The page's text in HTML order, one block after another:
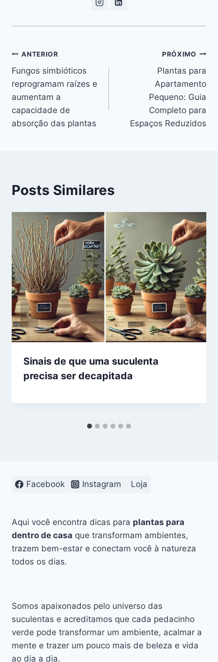
Navegação
de
Post
ANTERIOR
Fungos simbióticos
reprogramam raízes e
aumentam a
capacidade de
absorção das plantas
PRÓXIMO
Plantas para
Apartamento
Pequeno: Guia
Completo para
Espaços Reduzidos
Posts Similares
Sinais de que uma suculenta
precisa ser decapitada
Facebook Instagram Loja
Aqui você encontra dicas para plantas para
dentro de casa que transformam ambientes,
trazem bem-estar e conectam você à natureza
todos os dias.
Somos apaixonados pelo universo das
suculentas e acreditamos que cada pedacinho
verde pode transformar um ambiente, acalmar a
mente e trazer um pouco mais de beleza e vida
ao dia a dia.